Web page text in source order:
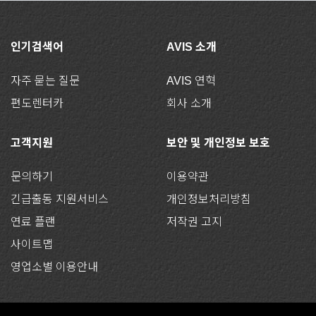
인기검색어
자주 묻는 질문
편도렌터카
AVIS 소개
AVIS 연혁
회사 소개
고객지원
문의하기
긴급출동 지원서비스
연료 플랜
사이트맵
영업소별 이용안내
보안 및 개인정보 보호
이용약관
개인정보처리방침
저작권 고지